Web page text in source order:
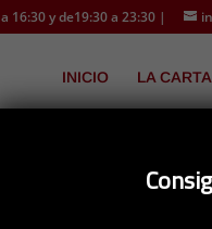
16:30 y de19:30 a 23:30 |
INICIO LA CARTA
6 PIEZAS (ATÚN,